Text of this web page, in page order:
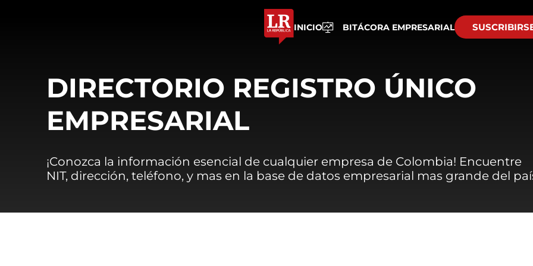
INICIO BITÁCORA EMPRESARIAL
DIRECTORIO REGISTRO ÚNICO
EMPRESARIAL
¡Conozca la información esencial de cualquier empresa de Colombia! Encuentre
NIT, dirección, teléfono, y mas en la base de datos empresarial mas grande del